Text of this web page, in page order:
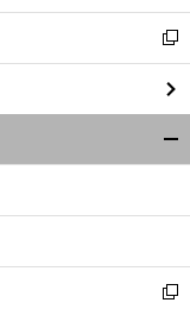
開
く
新
し
い
ウ
ィ
ン
ウ
開
く
新